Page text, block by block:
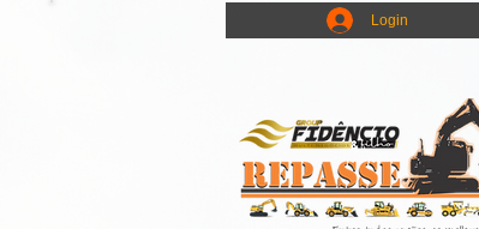
Login